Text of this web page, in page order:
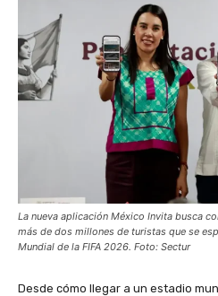
La nueva aplicación México Invita busca
más de dos millones de turistas que se
Mundial de la FIFA 2026. Foto: Sectur
Desde cómo llegar a un estadio